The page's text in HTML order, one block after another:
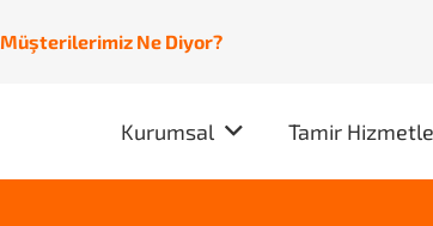
Müşterilerimiz Ne Diyor?
Kurumsal Tamir